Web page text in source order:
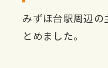
みずほ台駅周辺の
とめました。